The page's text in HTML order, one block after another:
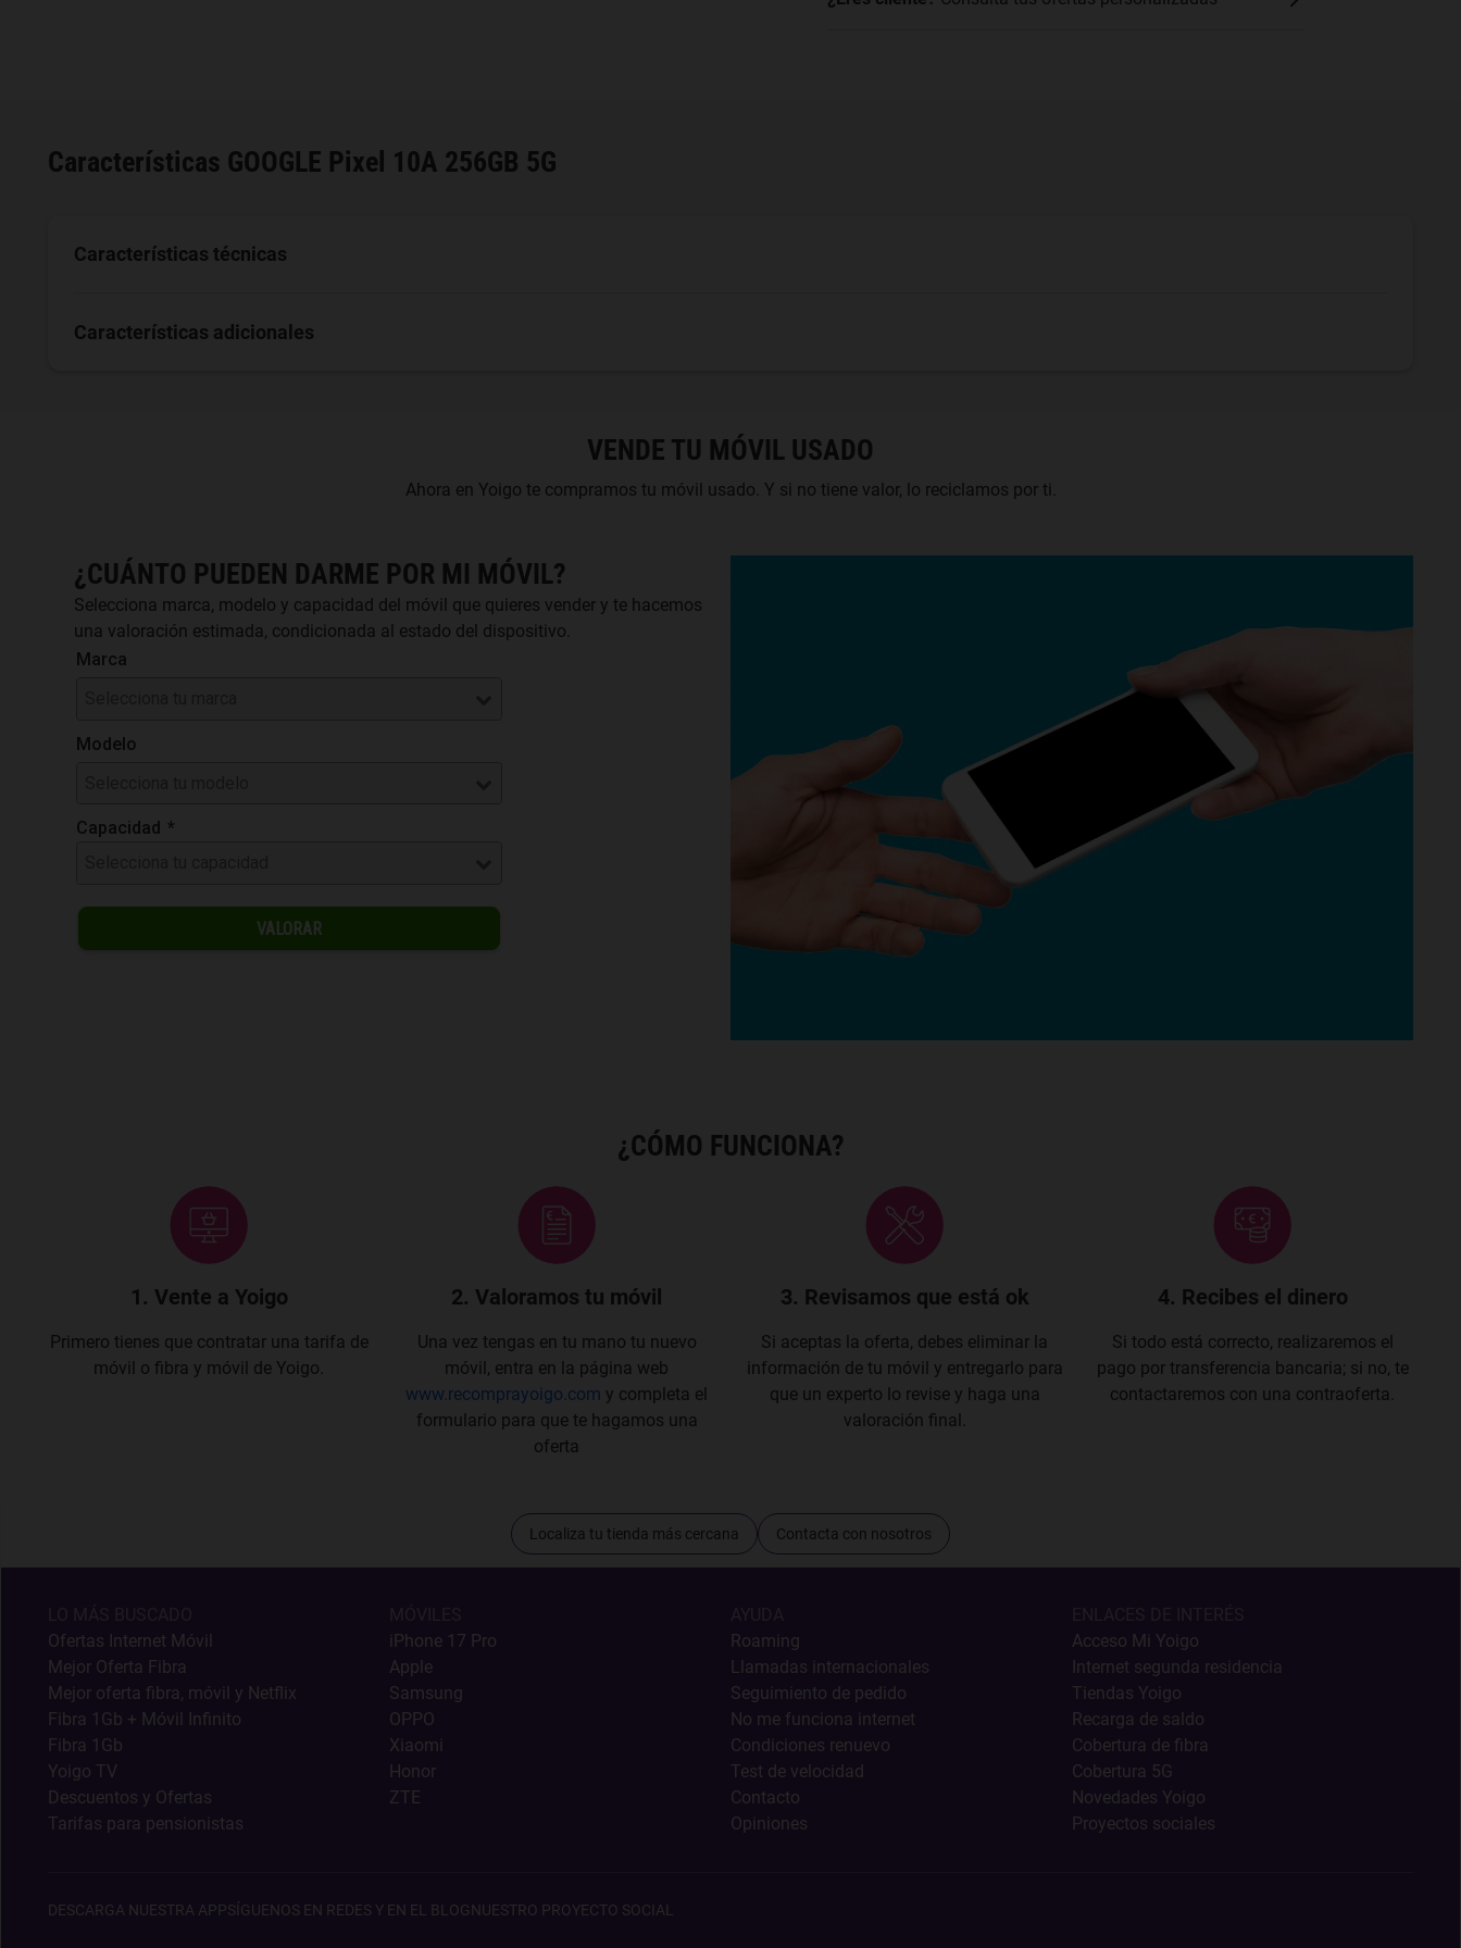
Características GOOGLE Pixel 10A 256GB 5G
Características técnicas
Características adicionales
VENDE TU MÓVIL USADO
Ahora en Yoigo te compramos tu móvil usado. Y si no tiene valor, lo reciclamos por ti.
¿CUÁNTO PUEDEN DARME POR MI MÓVIL?
Selecciona marca, modelo y capacidad del móvil que quieres vender y te hacemos
una valoración estimada, condicionada al estado del dispositivo.
¿CÓMO FUNCIONA?
1. Vente a Yoigo
Primero tienes que contratar una tarifa de
móvil o fibra y móvil de Yoigo.
2. Valoramos tu móvil
Una vez tengas en tu mano tu nuevo
móvil, entra en la página web
www.recomprayoigo.com y completa el
formulario para que te hagamos una
oferta
3. Revisamos que está ok
Si aceptas la oferta, debes eliminar la
información de tu móvil y entregarlo para
que un experto lo revise y haga una
valoración final.
4. Recibes el dinero
Si todo está correcto, realizaremos el
pago por transferencia bancaria; si no, te
contactaremos con una contraoferta.
Localiza tu tienda más cercana Contacta con nosotros
Ofertas Internet Móvil
Mejor Oferta Fibra
Mejor oferta fibra, móvil y Netflix
Fibra 1Gb + Móvil Infinito
Fibra 1Gb
Yoigo TV
Descuentos y Ofertas
Tarifas para pensionistas
iPhone 17 Pro
Apple
Samsung
OPPO
Xiaomi
Honor
ZTE
Roaming
Llamadas internacionales
Seguimiento de pedido
No me funciona internet
Condiciones renuevo
Test de velocidad
Contacto
Opiniones
Acceso Mi Yoigo
Internet segunda residencia
Tiendas Yoigo
Recarga de saldo
Cobertura de fibra
Cobertura 5G
Novedades Yoigo
Proyectos sociales
DESCARGA NUESTRA APPSÍGUENOS EN REDES Y EN EL BLOGNUESTRO PROYECTO SOCIAL